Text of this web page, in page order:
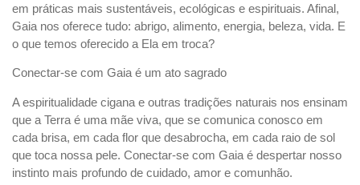
em práticas mais sustentáveis, ecológicas e espirituais. Afinal,
Gaia nos oferece tudo: abrigo, alimento, energia, beleza, vida. E
o que temos oferecido a Ela em troca?
Conectar-se com Gaia é um ato sagrado
A espiritualidade cigana e outras tradições naturais nos ensinam
que a Terra é uma mãe viva, que se comunica conosco em
cada brisa, em cada flor que desabrocha, em cada raio de sol
que toca nossa pele. Conectar-se com Gaia é despertar nosso
instinto mais profundo de cuidado, amor e comunhão.